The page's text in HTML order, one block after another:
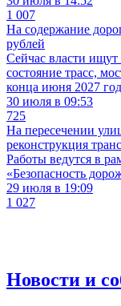
1 007
На содержание
рублей
Сейчас власти ищут
состояние трасс,
конца июня 2027
30 июля в 09:53
725
На пересечении
реконструкция
Работы ведутся в
«Безопасность
29 июля в 19:09
1 027
Новости и